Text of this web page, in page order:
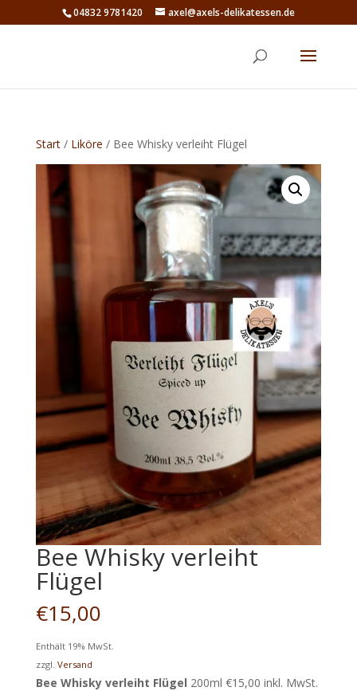
04832 9781420 axel@axels-delikatessen.de
Start/ Liköre / Bee Whisky verleiht Flügel
Bee Whisky verleiht
Flügel
€15,00
Enthält 19% MwSt.
zzgl. Versand
Bee Whisky verleiht Flügel 200ml €15,00 inkl. MwSt.